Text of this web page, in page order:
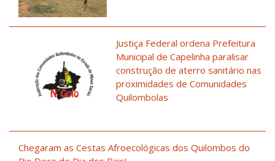
Justiça Federal ordena Prefeitura
Municipal de Capelinha paralisar
construção de aterro sanitário nas
proximidades de Comunidades
Quilombolas
Chegaram as Cestas Afroecológicas dos Quilombos do